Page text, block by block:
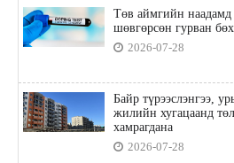
Төв аймгийн наадамд
шөвгөрсөн гурван
2026-07-28
Байр түрээслэнгээ,
жилийн хугацаанд
хамрагдана
2026-07-28